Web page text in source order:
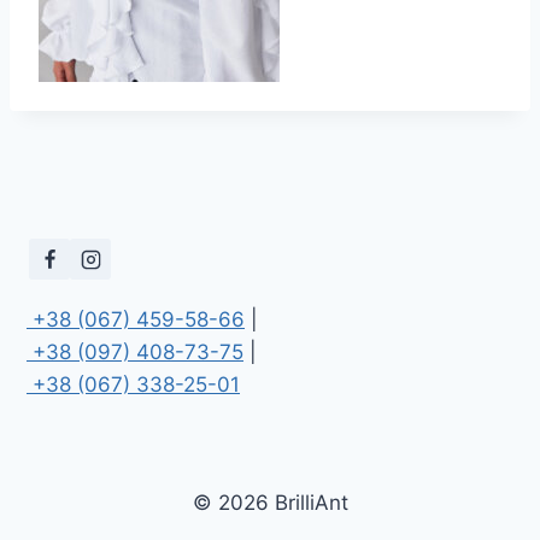
+38 (067) 459-58-66
+38 (097) 408-73-75
+38 (067) 338-25-01
© 2026 BrilliAnt